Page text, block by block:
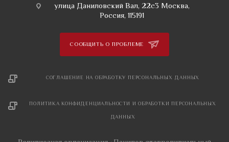
улица Даниловский Вал, 22с3 Москва,
Россия, 115191
СООБЩИТЬ О ПРОБЛЕМЕ
СОГЛАШЕНИЕ НА ОБРАБОТКУ ПЕРСОНАЛЬНЫХ ДАННЫХ
ПОЛИТИКА КОНФИДЕНЦИАЛЬНОСТИ И ОБРАБОТКИ ПЕРСОНАЛЬНЫХ
ДАННЫХ